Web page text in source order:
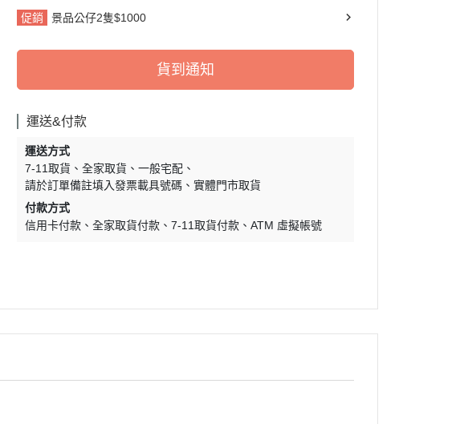
企鵝
MOOMIN
列
促銷 景品公仔2隻$1000
貨到通知
運送&付款
運送方式
7-11取貨
全家取貨
一般宅配
請於訂單備註填入發票載具號碼
實體門市取貨
付款方式
信用卡付款
全家取貨付款 7-11取貨付款 ATM 虛擬帳號